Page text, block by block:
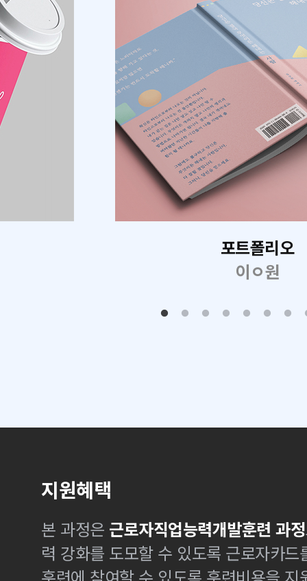
포트폴리오
이ㅇ원
지원혜택
본 과정은 근로자직업능력개발훈련 과정
력 강화를 도모할 수 있도록 근로자카